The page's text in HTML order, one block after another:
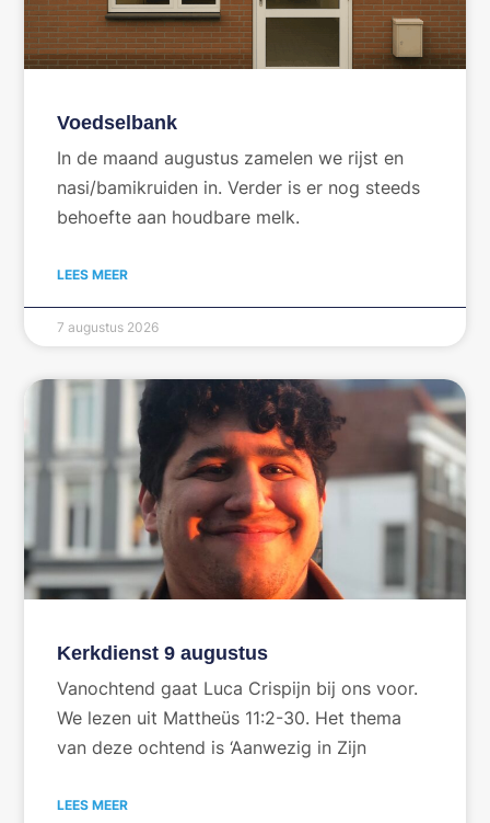
Voedselbank
In de maand augustus zamelen we rijst en
nasi/bamikruiden in. Verder is er nog steeds
behoefte aan houdbare melk.
LEES MEER
7 augustus 2026
Kerkdienst 9 augustus
Vanochtend gaat Luca Crispijn bij ons voor.
We lezen uit Mattheüs 11:2-30. Het thema
van deze ochtend is ‘Aanwezig in Zijn
LEES MEER